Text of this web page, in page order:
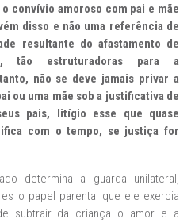
convívio amoroso com pai e mãe
disso e não uma referência de
resultante do afastamento de
tão estruturadoras para a
não se deve jamais privar a
ou uma mãe sob a justificativa de
pais, litígio esse que quase
com o tempo, se justiça for
determina a guarda unilateral,
o papel parental que ele exercia
subtrair da criança o amor e a